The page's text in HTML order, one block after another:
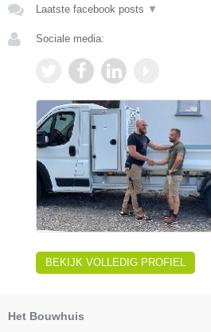
Laatste facebook posts ▼
Sociale media:
BEKIJK VOLLEDIG PROFIEL
Het Bouwhuis